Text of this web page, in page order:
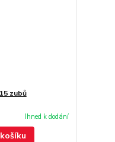
zubů
Ihned k dodání